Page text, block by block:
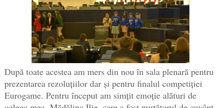
După toate acestea am mers din nou în sala plenară pentru
prezentarea rezoluțiilor dar și pentru finalul competiției
Eurogame. Pentru început am simțit emoție alături de